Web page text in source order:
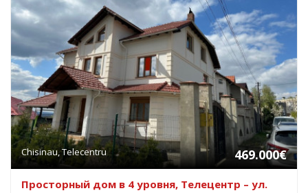
Chisinau, Telecentru 469.000€
Просторный дом в 4 уровня, Телецентр – ул.